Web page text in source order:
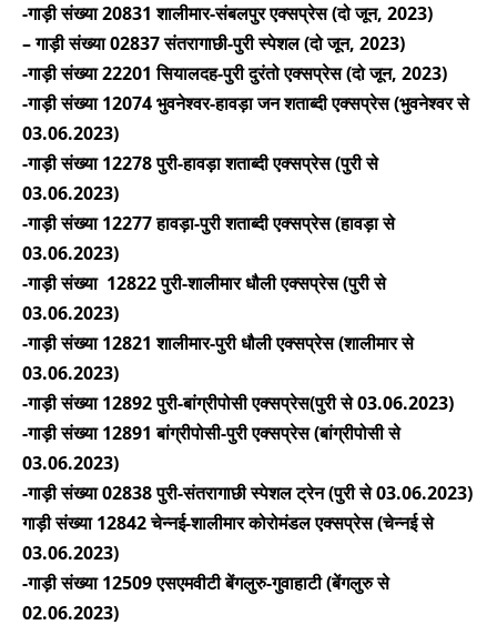
-गाड़ी संख्या 20831 शालीमार-संबलपुर एक्सप्रेस (दो जून, 2023)
– गाड़ी संख्या 02837 संतरागाछी-पुरी स्पेशल (दो जून, 2023)
-गाड़ी संख्या 22201 सियालदह-पुरी दुरंतो एक्सप्रेस (दो जून, 2023)
-गाड़ी संख्या 12074 भुवनेश्वर-हावड़ा जन शताब्दी एक्सप्रेस (भुवनेश्वर से
03.06.2023)
-गाड़ी संख्या 12278 पुरी-हावड़ा शताब्दी एक्सप्रेस (पुरी से
03.06.2023)
-गाड़ी संख्या 12277 हावड़ा-पुरी शताब्दी एक्सप्रेस (हावड़ा से
03.06.2023)
-गाड़ी संख्या 12822 पुरी-शालीमार धौली एक्सप्रेस (पुरी से
03.06.2023)
-गाड़ी संख्या 12821 शालीमार-पुरी धौली एक्सप्रेस (शालीमार से
03.06.2023)
-गाड़ी संख्या 12892 पुरी-बांग्रीपोसी एक्सप्रेस(पुरी से 03.06.2023)
-गाड़ी संख्या 12891 बांग्रीपोसी-पुरी एक्सप्रेस (बांग्रीपोसी से
03.06.2023)
-गाड़ी संख्या 02838 पुरी-संतरागाछी स्पेशल ट्रेन (पुरी से 03.06.2023)
गाड़ी संख्या 12842 चेन्नई-शालीमार कोरोमंडल एक्सप्रेस (चेन्नई से
03.06.2023)
-गाड़ी संख्या 12509 एसएमवीटी बेंगलुरु-गुवाहाटी (बेंगलुरु से
02.06.2023)